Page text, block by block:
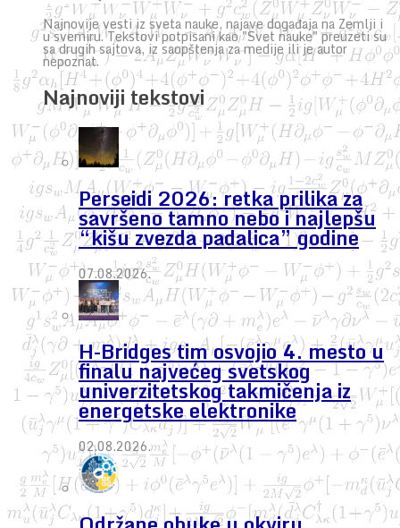
Najnovije vesti iz sveta nauke, najave događaja na Zemlji i
u svemiru. Tekstovi potpisani kao "Svet nauke" preuzeti su
sa drugih sajtova, iz saopštenja za medije ili je autor
nepoznat.
Najnoviji tekstovi
Perseidi 2026: retka prilika za
savršeno tamno nebo i najlepšu
“kišu zvezda padalica” godine
07.08.2026.
H-Bridges tim osvojio 4. mesto u
finalu najvećeg svetskog
univerzitetskog takmičenja iz
energetske elektronike
02.08.2026.